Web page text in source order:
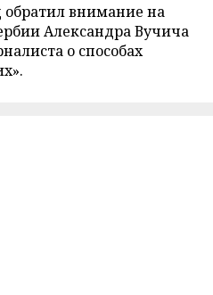
внимание на
Александра Вучича
о способах